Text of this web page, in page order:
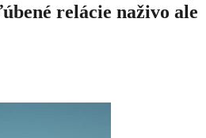
relácie naživo ale